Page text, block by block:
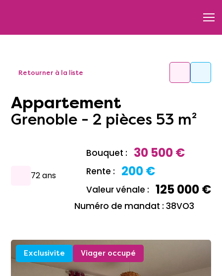
Retourner à la liste
Appartement
Grenoble - 2 pièces 53 m²
72 ans
Bouquet : 30 500 €
Rente : 200 €
Valeur vénale : 125 000 €
Numéro de mandat : 38VO3
Exclusivite Viager occupé